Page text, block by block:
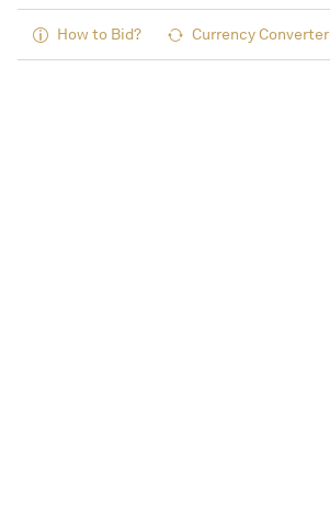
How to Bid? Currency Converter